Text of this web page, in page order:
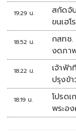
19:29 น.
สกัดจั
ขนเฮ
18:52 น.
กสทช.
งดภา
18:22 น.
เจ้าฟ้
ปรุงข้
18:19 น.
โปรดเ
พระอ